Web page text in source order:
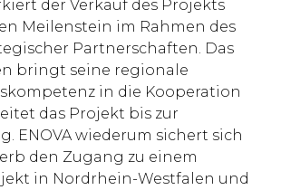
der Verkauf des Projekts
Meilenstein im Rahmen des
Partnerschaften. Das
bringt seine regionale
in die Kooperation
das Projekt bis zur
ENOVA wiederum sichert sich
den Zugang zu einem
in Nordrhein-Westfalen und